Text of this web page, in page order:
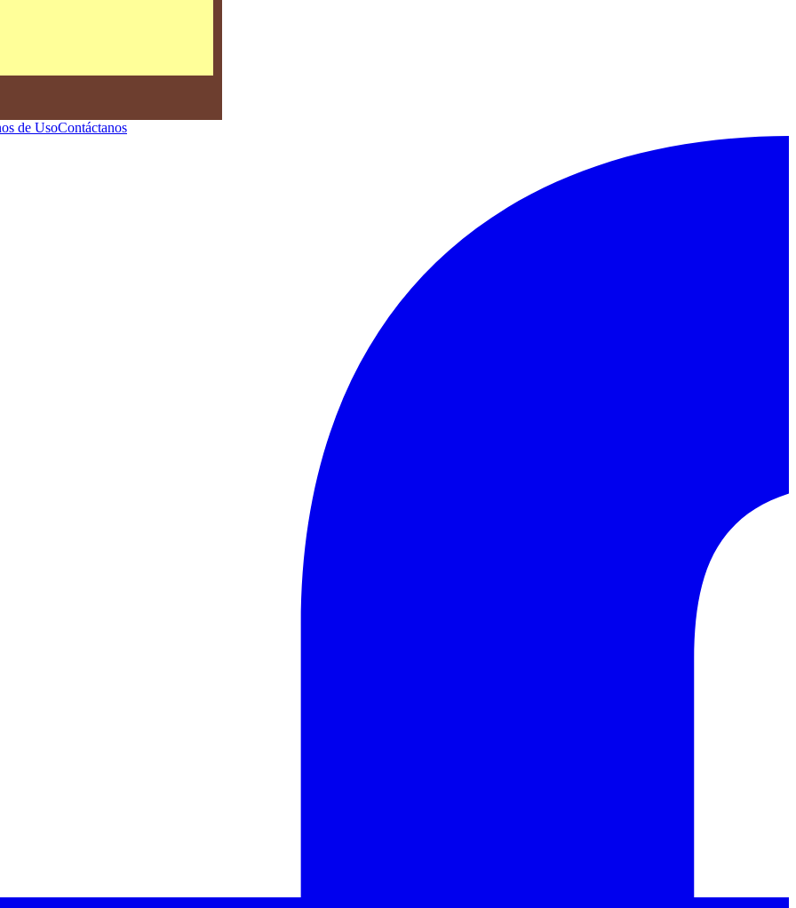
de UsoContáctanos